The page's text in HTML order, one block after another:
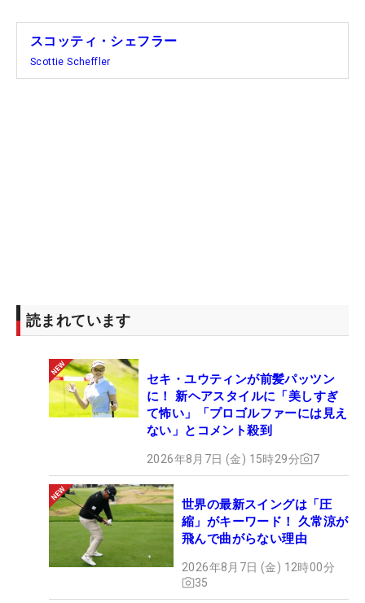
スコッティ・シェフラー
Scottie Scheffler
読まれています
セキ・ユウティンが前髪パッツン
に！ 新ヘアスタイルに「美しすぎ
て怖い」「プロゴルファーには見え
ない」とコメント殺到
2026年8月7日 (金) 15時29分 7
世界の最新スイングは「圧
縮」がキーワード！ 久常涼が
飛んで曲がらない理由
2026年8月7日 (金) 12時00分
35